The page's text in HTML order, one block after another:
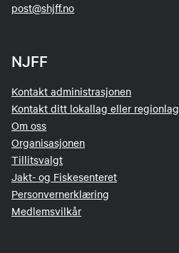
post@shjff.no
NJFF
Kontakt administrasjonen
Kontakt ditt lokallag eller regionlag
Om oss
Organisasjonen
Tillitsvalgt
Jakt- og Fiskesenteret
Personvernerklæring
Medlemsvilkår